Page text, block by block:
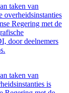
taken van
overheidsinstanties
Regering met de
door deelnemers
taken van
is